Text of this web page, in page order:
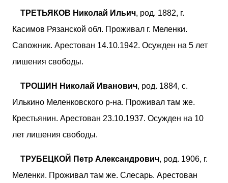
ТРЕТЬЯКОВ Николай Ильич, род. 1882, г.
Касимов Рязанской обл. Проживал г. Меленки.
Сапожник. Арестован 14.10.1942. Осужден на 5 лет
лишения свободы.
ТРОШИН Николай Иванович, род. 1884, с.
Илькино Меленковского р-на. Проживал там же.
Крестьянин. Арестован 23.10.1937. Осужден на 10
лет лишения свободы.
ТРУБЕЦКОЙ Петр Александрович, род. 1906, г.
Меленки. Проживал там же. Слесарь. Арестован